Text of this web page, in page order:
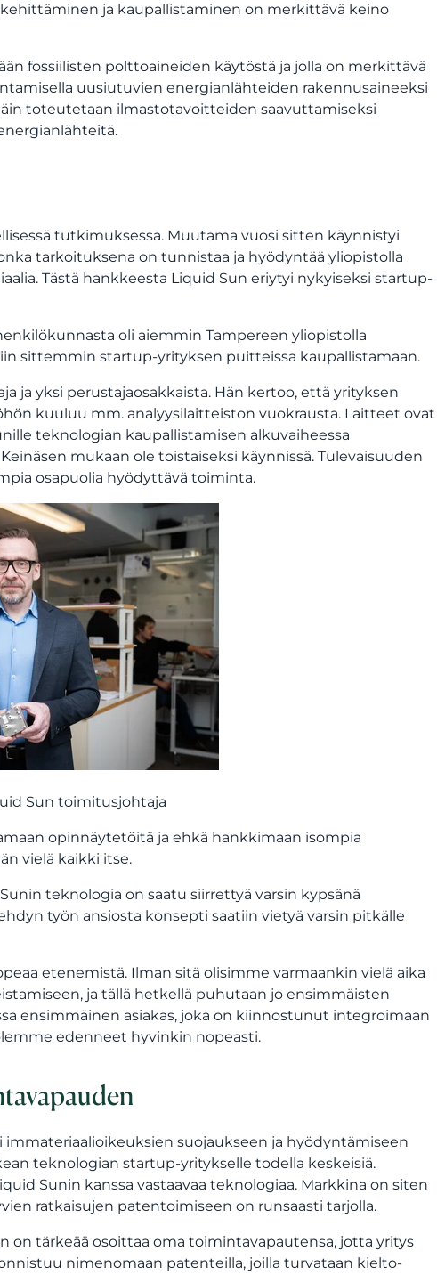
ja kaupallistaminen on merkittävä keino
fossiilisten polttoaineiden käytöstä ja jolla on merkittävä
uusiutuvien energianlähteiden rakennusaineeksi
toteutetaan ilmastotavoitteiden saavuttamiseksi
tutkimuksessa. Muutama vuosi sitten käynnistyi
tarkoituksena on tunnistaa ja hyödyntää yliopistolla
Tästä hankkeesta Liquid Sun eriytyi nykyiseksi startup-
oli aiemmin Tampereen yliopistolla
sittemmin startup-yrityksen puitteissa kaupallistamaan.
ja yksi perustajaosakkaista. Hän kertoo, että yrityksen
kuuluu mm. analyysilaitteiston vuokrausta. Laitteet ovat
teknologian kaupallistamisen alkuvaiheessa
mukaan ole toistaiseksi käynnissä. Tulevaisuuden
osapuolia hyödyttävä toiminta.
Sun toimitusjohtaja
opinnäytetöitä ja ehkä hankkimaan isompia
vielä kaikki itse.
teknologia on saatu siirrettyä varsin kypsänä
työn ansiosta konsepti saatiin vietyä varsin pitkälle
etenemistä. Ilman sitä olisimme varmaankin vielä aika
ja tällä hetkellä puhutaan jo ensimmäisten
ensimmäinen asiakas, joka on kiinnostunut integroimaan
edenneet hyvinkin nopeasti.
suojaukseen ja hyödyntämiseen
teknologian startup-yritykselle todella keskeisiä.
Sunin kanssa vastaavaa teknologiaa. Markkina on siten
ratkaisujen patentoimiseen on runsaasti tarjolla.
on tärkeää osoittaa oma toimintavapautensa, jotta yritys
nimenomaan patenteilla, joilla turvataan kielto-